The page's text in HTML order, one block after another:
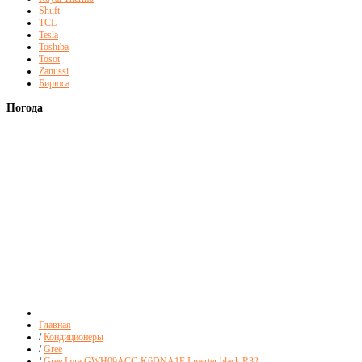
Shuft
TCL
Tesla
Toshiba
Tosot
Zanussi
Бирюса
Погода
Главная
/ Кондиционеры
/ Gree